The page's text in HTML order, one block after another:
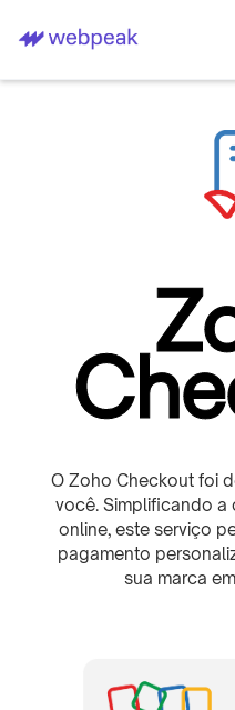
O Zoho Checkout foi
você. Simplificando
online, este serviço
pagamento
sua marca